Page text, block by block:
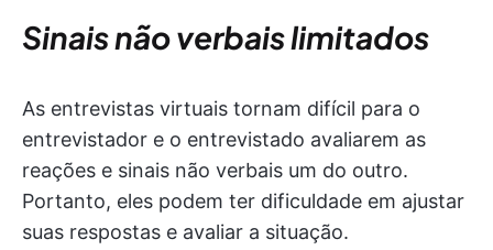
Sinais não verbais limitados
As entrevistas virtuais tornam difícil para o
entrevistador e o entrevistado avaliarem as
reações e sinais não verbais um do outro.
Portanto, eles podem ter dificuldade em ajustar
suas respostas e avaliar a situação.